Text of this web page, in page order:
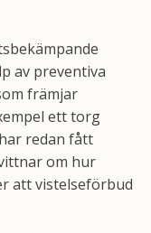
av preventiva
främjar
ett torg
redan fått
om hur
att vistelseförbud